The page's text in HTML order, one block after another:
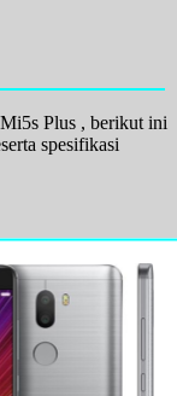
Plus , berikut ini
spesifikasi